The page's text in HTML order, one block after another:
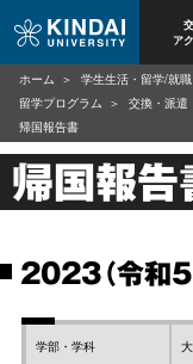
ア
帰国報告
2023（令和5
学部・学科
ホーム 学生生活・留学/就職
留学プログラム
交換・派遣
帰国報告書